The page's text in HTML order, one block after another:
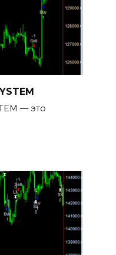
— это